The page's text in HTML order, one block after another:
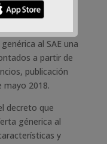
de
al SAE una
a partir de
publicación
mayo 2018.
decreto que
génerica al
y